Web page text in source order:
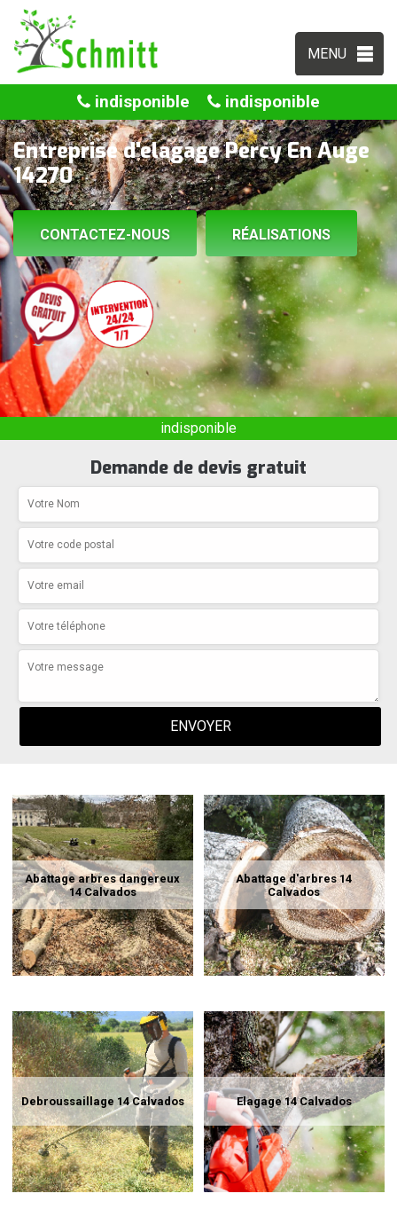
MENU
indisponible indisponible
Entreprise d'elagage Percy En Auge
14270
CONTACTEZ-NOUS RÉALISATIONS
indisponible
Demande de devis gratuit
Abattage arbres dangereux
14 Calvados
Abattage d'arbres 14
Calvados
Debroussaillage 14 Calvados Elagage 14 Calvados